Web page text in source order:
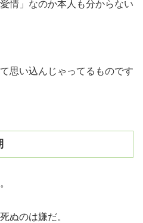
情」なのか本人も分からない
思い込んじゃってるものです
ぬのは嫌だ。